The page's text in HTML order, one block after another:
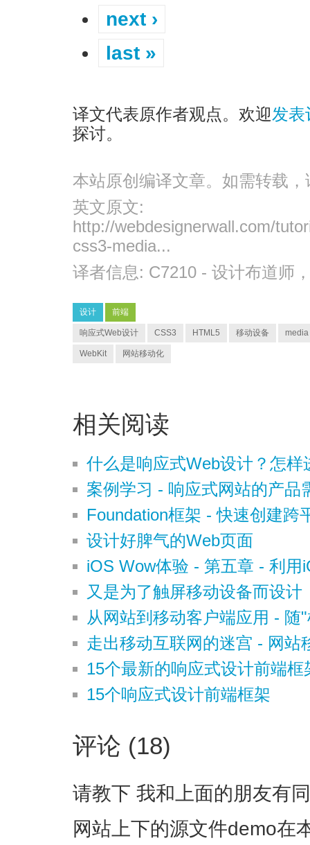
next ›
last »
译文代表原作者观点。欢迎发表
探讨。
本站原创编译文章。如需转载
英文原文:
http://webdesignerwall.com/
css3-media...
译者信息: C7210 - 设计布道师
设计 前端
响应式Web设计 CSS3 HTML5 移动设备
WebKit 网站移动化
相关阅读
什么是响应式Web设计？怎样
案例学习 - 响应式网站的产品
Foundation框架 - 快速创建跨
设计好脾气的Web页面
iOS Wow体验 - 第五章 - 利
又是为了触屏移动设备而设计
从网站到移动客户端应用 - 随
走出移动互联网的迷宫 - 网站
15个最新的响应式设计前端框
15个响应式设计前端框架
评论 (18)
请教下 我和上面的朋友有
网站上下的源文件demo在